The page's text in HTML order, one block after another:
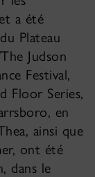
a été
Plateau
Judson
Festival,
Floor Series,
en
ainsi que
ont été
dans le